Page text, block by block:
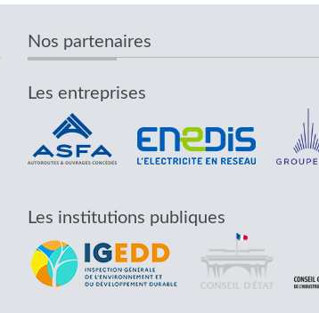
Nos partenaires
Les entreprises
Les institutions publiques